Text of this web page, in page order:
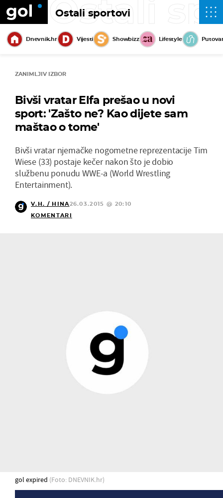
Ostali sportovi
Ostali
Dnevnik.hr Vijesti Showbizz Lifestyle
ZANIMLJIV IZBOR
Bivši vratar Elfa prešao u novi
sport: 'Zašto ne? Kao dijete sam
maštao o tome'
Bivši vratar njemačke nogometne reprezentacije Tim
Wiese (33) postaje kečer nakon što je dobio
službenu ponudu WWE-a (World Wrestling
Entertainment).
V.H. / HINA26.03.2015 @ 20:10
KOMENTARI
gol expired (Foto: DNEVNIK.hr)